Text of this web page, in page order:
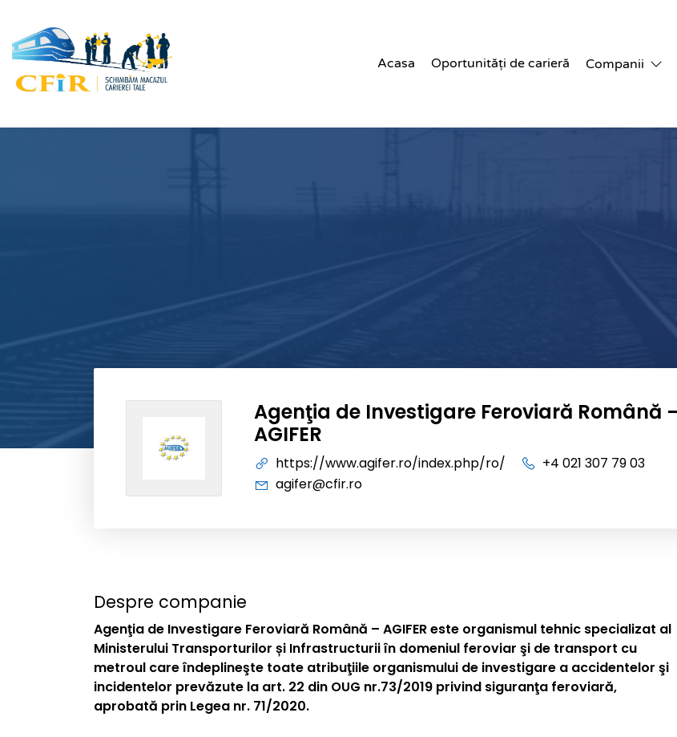
Acasa Oportunități de carieră Companii
Agenţia de Investigare Feroviară Română
AGIFER
https://www.agifer.ro/index.php/ro/
+4 021 307 79 03
agifer@cfir.ro
Despre companie
Agenţia de Investigare Feroviară Română – AGIFER este organismul tehnic specializat al
Ministerului Transporturilor și Infrastructurii în domeniul feroviar şi de transport cu
metroul care îndeplineşte toate atribuţiile organismului de investigare a accidentelor şi
incidentelor prevăzute la art. 22 din OUG nr.73/2019 privind siguranţa feroviară,
aprobată prin Legea nr. 71/2020.